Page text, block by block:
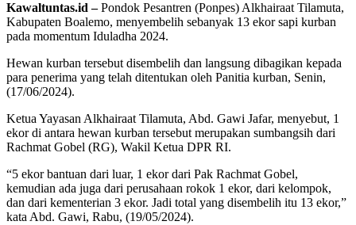
Kawaltuntas.id –Pondok Pesantren (Ponpes) Alkhairaat Tilamuta,
Kabupaten Boalemo, menyembelih sebanyak 13 ekor sapi kurban
pada momentum Iduladha 2024.
Hewan kurban tersebut disembelih dan langsung dibagikan kepada
para penerima yang telah ditentukan oleh Panitia kurban, Senin,
(17/06/2024).
Ketua Yayasan Alkhairaat Tilamuta, Abd. Gawi Jafar, menyebut, 1
ekor di antara hewan kurban tersebut merupakan sumbangsih dari
Rachmat Gobel (RG), Wakil Ketua DPR RI.
“5 ekor bantuan dari luar, 1 ekor dari Pak Rachmat Gobel,
kemudian ada juga dari perusahaan rokok 1 ekor, dari kelompok,
dan dari kementerian 3 ekor. Jadi total yang disembelih itu 13 ekor,”
kata Abd. Gawi, Rabu, (19/05/2024).